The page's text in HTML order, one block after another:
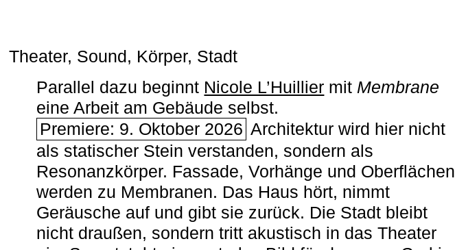
Theater, Sound, Körper, Stadt
Parallel dazu beginnt Nicole L’Huillier mit ­ Membrane
eine Arbeit am Gebäude selbst.
Premiere: 9. Oktober 2026 Architektur wird hier nicht
als statischer Stein verstanden, sondern als
Resonanzkörper. Fassade, Vorhänge und Oberflächen
werden zu Membranen. Das Haus hört, nimmt
Geräusche auf und gibt sie zurück. Die Stadt bleibt
nicht draußen, sondern tritt akustisch in das Theater